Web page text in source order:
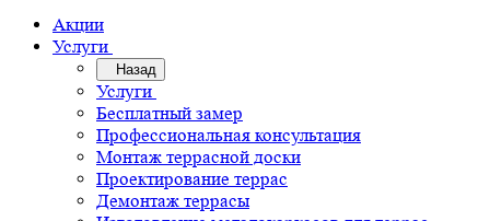
Акции
Услуги
Назад
Услуги
Бесплатный замер
Профессиональная консультация
Монтаж террасной доски
Проектирование террас
Демонтаж террасы